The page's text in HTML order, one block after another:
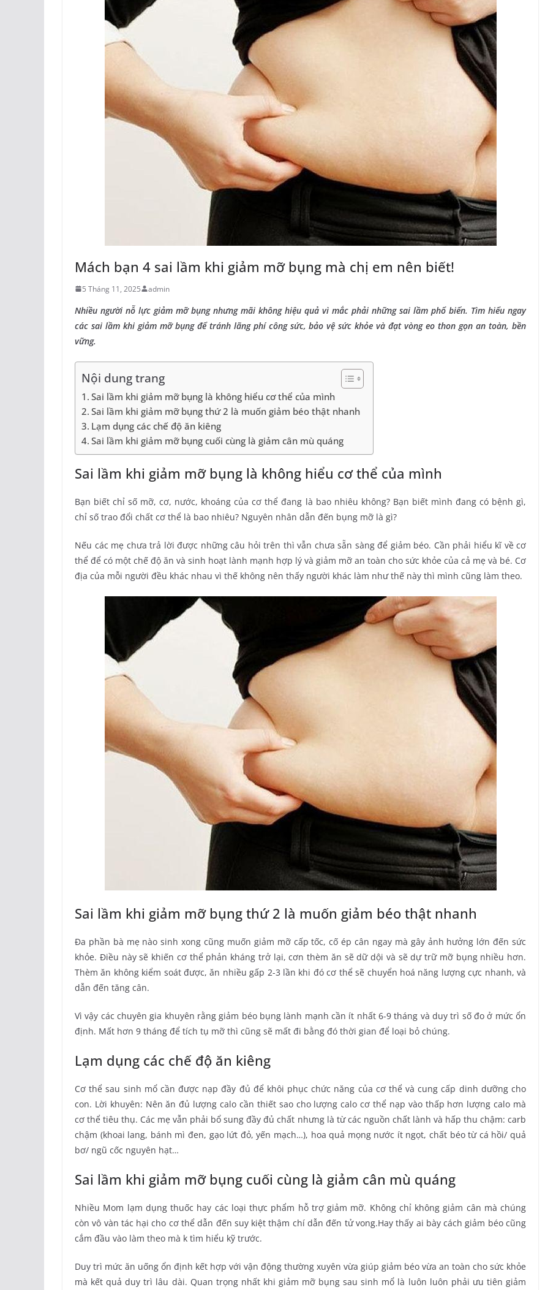
Mách bạn 4 sai lầm khi giảm mỡ bụng mà chị em nên biết!
5 Tháng 11, 2025 admin
Nhiều người nỗ lực giảm mỡ bụng nhưng mãi không hiệu quả vì mắc phải những sai lầm phổ biến. Tìm hiểu ngay
các sai lầm khi giảm mỡ bụng để tránh lãng phí công sức, bảo vệ sức khỏe và đạt vòng eo thon gọn an toàn, bền
vững.
Nội dung trang
Sai lầm khi giảm mỡ bụng là không hiểu cơ thể của mình
Sai lầm khi giảm mỡ bụng thứ 2 là muốn giảm béo thật nhanh
Lạm dụng các chế độ ăn kiêng
Sai lầm khi giảm mỡ bụng cuối cùng là giảm cân mù quáng
Sai lầm khi giảm mỡ bụng là không hiểu cơ thể của mình
Bạn biết chỉ số mỡ, cơ, nước, khoáng của cơ thể đang là bao nhiêu không? Bạn biết mình đang có bệnh gì,
chỉ số trao đổi chất cơ thể là bao nhiêu? Nguyên nhân dẫn đến bụng mỡ là gì?
Nếu các mẹ chưa trả lời được những câu hỏi trên thì vẫn chưa sẵn sàng để giảm béo. Cần phải hiểu kĩ về cơ
thể để có một chế độ ăn và sinh hoạt lành mạnh hợp lý và giảm mỡ an toàn cho sức khỏe của cả mẹ và bé. Cơ
địa của mỗi người đều khác nhau vì thế không nên thấy người khác làm như thế này thì mình cũng làm theo.
Sai lầm khi giảm mỡ bụng thứ 2 là muốn giảm béo thật nhanh
Đa phần bà mẹ nào sinh xong cũng muốn giảm mỡ cấp tốc, cố ép cân ngay mà gây ảnh hưởng lớn đến sức
khỏe. Điều này sẽ khiến cơ thể phản kháng trở lại, cơn thèm ăn sẽ dữ dội và sẽ dự trữ mỡ bụng nhiều hơn.
Thèm ăn không kiểm soát được, ăn nhiều gấp 2-3 lần khi đó cơ thể sẽ chuyển hoá năng lượng cực nhanh, và
dẫn đến tăng cân.
Vì vậy các chuyên gia khuyên rằng giảm béo bụng lành mạnh cần ít nhất 6-9 tháng và duy trì số đo ở mức ổn
định. Mất hơn 9 tháng để tích tụ mỡ thì cũng sẽ mất đi bằng đó thời gian để loại bỏ chúng.
Lạm dụng các chế độ ăn kiêng
Cơ thể sau sinh mổ cần được nạp đầy đủ để khôi phục chức năng của cơ thể và cung cấp dinh dưỡng cho
con. Lời khuyên: Nên ăn đủ lượng calo cần thiết sao cho lượng calo cơ thể nạp vào thấp hơn lượng calo mà
cơ thể tiêu thụ. Các mẹ vẫn phải bổ sung đầy đủ chất nhưng là từ các nguồn chất lành và hấp thu chậm: carb
chậm (khoai lang, bánh mì đen, gạo lứt đỏ, yến mạch…), hoa quả mọng nước ít ngọt, chất béo từ cá hồi/ quả
bơ/ ngũ cốc nguyên hạt…
Sai lầm khi giảm mỡ bụng cuối cùng là giảm cân mù quáng
Nhiều Mom lạm dụng thuốc hay các loại thực phẩm hỗ trợ giảm mỡ. Không chỉ không giảm cân mà chúng
còn vô vàn tác hại cho cơ thể dẫn đến suy kiệt thậm chí dẫn đến tử vong.Hay thấy ai bày cách giảm béo cũng
cắm đầu vào làm theo mà k tìm hiểu kỹ trước.
Duy trì mức ăn uống ổn định kết hợp với vận động thường xuyên vừa giúp giảm béo vừa an toàn cho sức khỏe
mà kết quả duy trì lâu dài. Quan trọng nhất khi giảm mỡ bụng sau sinh mổ là luôn luôn phải ưu tiên giảm